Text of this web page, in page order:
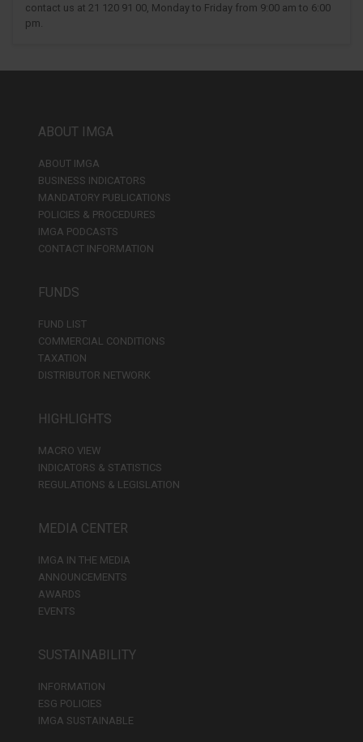
contact us at 21 120 91 00, Monday to Friday from 9:00 am to 6:00
pm.
ABOUT IMGA
ABOUT IMGA
BUSINESS INDICATORS
MANDATORY PUBLICATIONS
POLICIES & PROCEDURES
IMGA PODCASTS
CONTACT INFORMATION
FUNDS
FUND LIST
COMMERCIAL CONDITIONS
TAXATION
DISTRIBUTOR NETWORK
HIGHLIGHTS
MACRO VIEW
INDICATORS & STATISTICS
REGULATIONS & LEGISLATION
MEDIA CENTER
IMGA IN THE MEDIA
ANNOUNCEMENTS
AWARDS
EVENTS
SUSTAINABILITY
INFORMATION
ESG POLICIES
IMGA SUSTAINABLE